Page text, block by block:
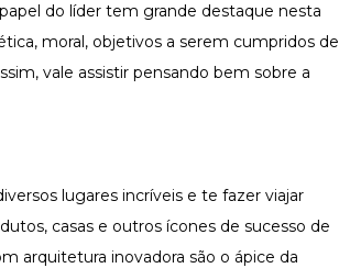
do líder tem grande destaque nesta
moral, objetivos a serem cumpridos de
vale assistir pensando bem sobre a
lugares incríveis e te fazer viajar
casas e outros ícones de sucesso de
arquitetura inovadora são o ápice da